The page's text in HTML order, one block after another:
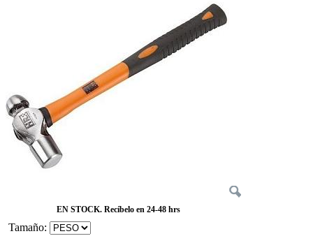
EN STOCK. Recíbelo en 24-48 hrs
Tamaño: